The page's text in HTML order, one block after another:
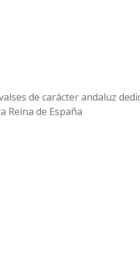
de carácter andaluz
Reina de España